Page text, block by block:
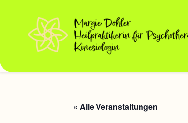
« Alle Veranstaltungen